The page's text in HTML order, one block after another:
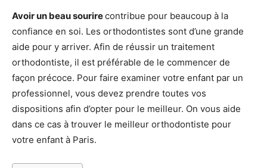
Avoir un beau sourirecontribue pour beaucoup à la
confiance en soi. Les orthodontistes sont d’une grande
aide pour y arriver. Afin de réussir un traitement
orthodontiste, il est préférable de le commencer de
façon précoce. Pour faire examiner votre enfant par un
professionnel, vous devez prendre toutes vos
dispositions afin d’opter pour le meilleur. On vous aide
dans ce cas à trouver le meilleur orthodontiste pour
votre enfant à Paris.